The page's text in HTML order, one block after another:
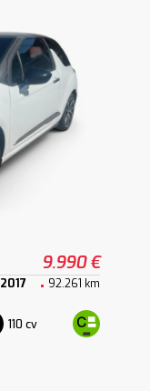
9.990 €
2017 92.261 km
110 cv